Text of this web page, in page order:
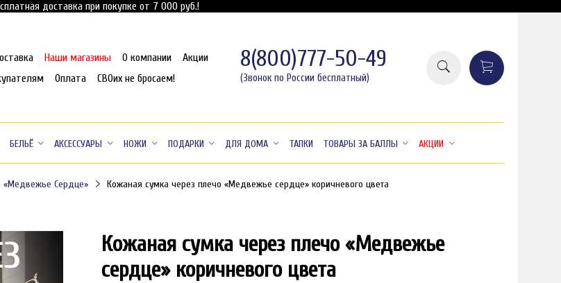
доставка при покупке от 7 000 руб.!
Наши магазины О компании
Акции
Оплата СВОих не бросаем!
8(800)777-50-49
(Звонок по России бесплатный)
БЕЛЬЁ АКСЕССУАРЫ НОЖИ ПОДАРКИ ДЛЯ ДОМА ТАПКИ ТОВАРЫ ЗА БАЛЛЫ АКЦИИ
«Медвежье Сердце» Кожаная сумка через плечо «Медвежье сердце» коричневого цвета
Кожаная сумка через плечо «Медвежье
сердце» коричневого цвета